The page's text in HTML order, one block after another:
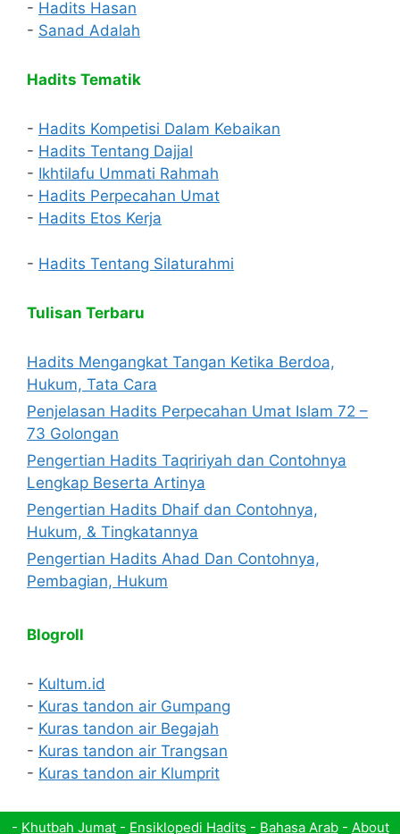
- Hadits Hasan
- Sanad Adalah
Hadits Tematik
- Hadits Kompetisi Dalam Kebaikan
- Hadits Tentang Dajjal
- Ikhtilafu Ummati Rahmah
- Hadits Perpecahan Umat
- Hadits Etos Kerja
- Hadits Tentang Silaturahmi
Tulisan Terbaru
Hadits Mengangkat Tangan Ketika Berdoa,
Hukum, Tata Cara
Penjelasan Hadits Perpecahan Umat Islam 72 –
73 Golongan
Pengertian Hadits Taqririyah dan Contohnya
Lengkap Beserta Artinya
Pengertian Hadits Dhaif dan Contohnya,
Hukum, & Tingkatannya
Pengertian Hadits Ahad Dan Contohnya,
Pembagian, Hukum
Blogroll
- Kultum.id
- Kuras tandon air Gumpang
- Kuras tandon air Begajah
- Kuras tandon air Trangsan
- Kuras tandon air Klumprit
- Khutbah Jumat- Ensiklopedi Hadits - Bahasa Arab- About